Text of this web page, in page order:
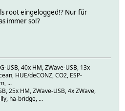
root eingelogged!? Nur für
immer so!?
USB, 40x HM, ZWave-USB, 13x
HUE/deCONZ, CO2, ESP-
...
25x HM, ZWave-USB, 4x ZWave,
ha-bridge, ...